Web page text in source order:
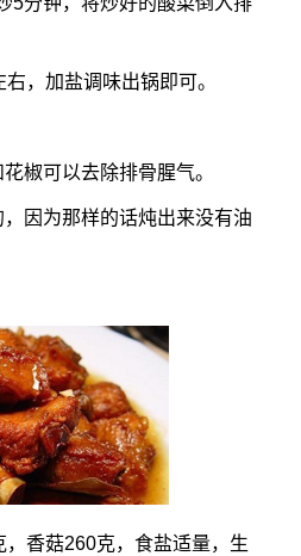
，加盐调味出锅即可。
椒可以去除排骨腥气。
因为那样的话炖出来没有油
香菇260克，食盐适量，生